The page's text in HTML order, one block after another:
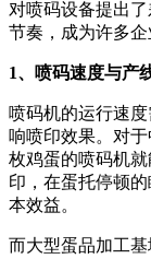
对喷码设备提出
节奏，成为许多企
1、喷码速度与产
喷码机的运行速
响喷印效果。对
枚鸡蛋的喷码机
印，在蛋托停顿
本效益。
而大型蛋品加工